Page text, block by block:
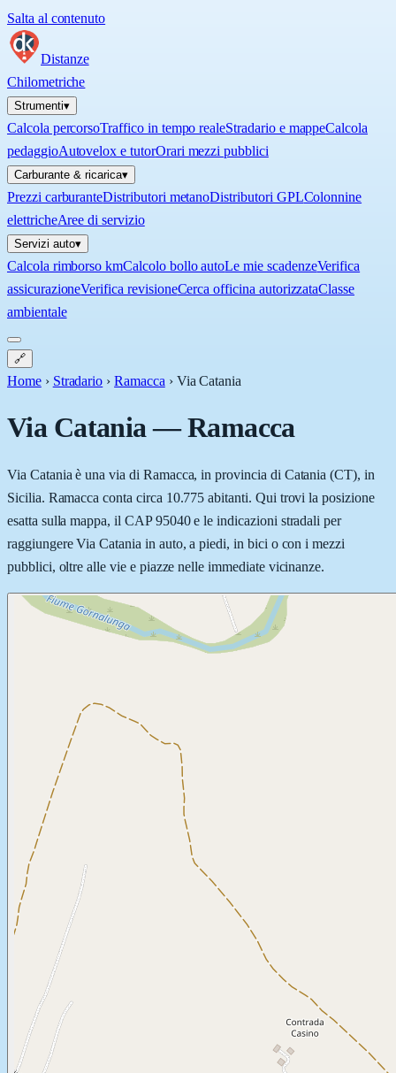
Salta al contenuto
Distanze
Chilometriche
Strumenti▾
Calcola percorsoTraffico in tempo realeStradario e mappeCalcola
pedaggioAutovelox e tutorOrari mezzi pubblici
Carburante & ricarica▾
Prezzi carburanteDistributori metanoDistributori GPLColonnine
elettricheAree di servizio
Servizi auto▾
Calcola rimborso kmCalcolo bollo autoLe mie scadenzeVerifica
assicurazioneVerifica revisioneCerca officina autorizzataClasse
ambientale
🔗
Home › Stradario › Ramacca › Via Catania
Via Catania—Ramacca
Via Catania è una via di Ramacca, in provincia di Catania (CT), in
Sicilia. Ramacca conta circa 10.775 abitanti. Qui trovi la posizione
esatta sulla mappa, il CAP 95040 e le indicazioni stradali per
raggiungere Via Catania in auto, a piedi, in bici o con i mezzi
pubblici, oltre alle vie e piazze nelle immediate vicinanze.